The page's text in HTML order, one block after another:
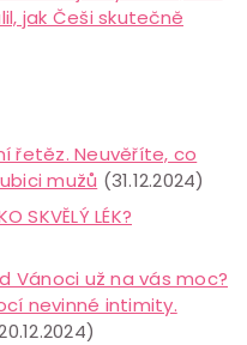
jak Češi skutečně
řetěz. Neuvěříte, co
mužů (31.12.2024)
SKVĚLÝ LÉK?
Vánoci už na vás moc?
nevinné intimity.